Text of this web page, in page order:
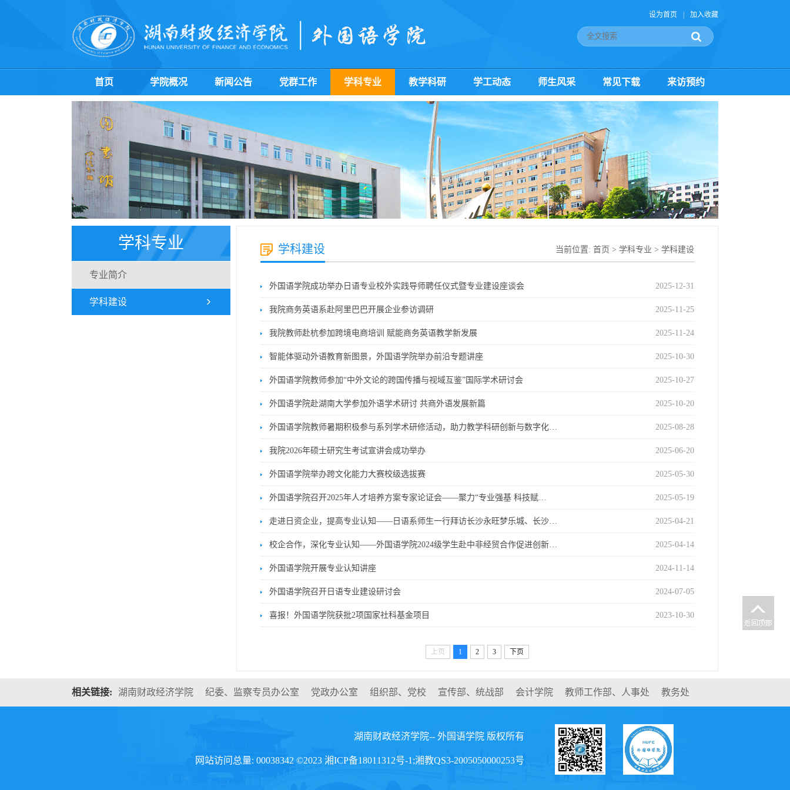
加入收藏
设为首页
首页 学院概况 新闻公告 党群工作 学科专业 教学科研 学工动态 师生风采 常见下载 来访预约
学科专业
专业简介
学科建设
学科建设 当前位置: 首页 > 学科专业 > 学科建设
外国语学院成功举办日语专业校外实践导师聘任仪式暨专业建设座谈会 2025-12-31
我院商务英语系赴阿里巴巴开展企业参访调研 2025-11-25
我院教师赴杭参加跨境电商培训 赋能商务英语教学新发展 2025-11-24
智能体驱动外语教育新图景，外国语学院举办前沿专题讲座 2025-10-30
外国语学院教师参加“中外文论的跨国传播与视域互鉴”国际学术研讨会 2025-10-27
外国语学院赴湖南大学参加外语学术研讨 共商外语发展新篇 2025-10-20
外国语学院教师暑期积极参与系列学术研修活动，助力教学科研创新与数字化… 2025-08-28
我院2026年硕士研究生考试宣讲会成功举办 2025-06-20
外国语学院举办跨文化能力大赛校级选拔赛 2025-05-30
外国语学院召开2025年人才培养方案专家论证会——聚力“专业强基 科技赋… 2025-05-19
走进日资企业，提高专业认知——日语系师生一行拜访长沙永旺梦乐城、长沙… 2025-04-21
校企合作，深化专业认知——外国语学院2024级学生赴中非经贸合作促进创新… 2025-04-14
外国语学院开展专业认知讲座 2024-11-14
外国语学院召开日语专业建设研讨会 2024-07-05
喜报！外国语学院获批2项国家社科基金项目 2023-10-30
上页 1 2 3 下页
相关链接: 湖南财政经济学院 纪委、监察专员办公室 党政办公室 组织部、党校 宣传部、统战部 会计学院 教师工作部、人事处 教务处
湖南财政经济学院-- 外国语学院 版权所有
网站访问总量: 00038342 ©2023 湘ICP备18011312号-1;湘教QS3-2005050000253号